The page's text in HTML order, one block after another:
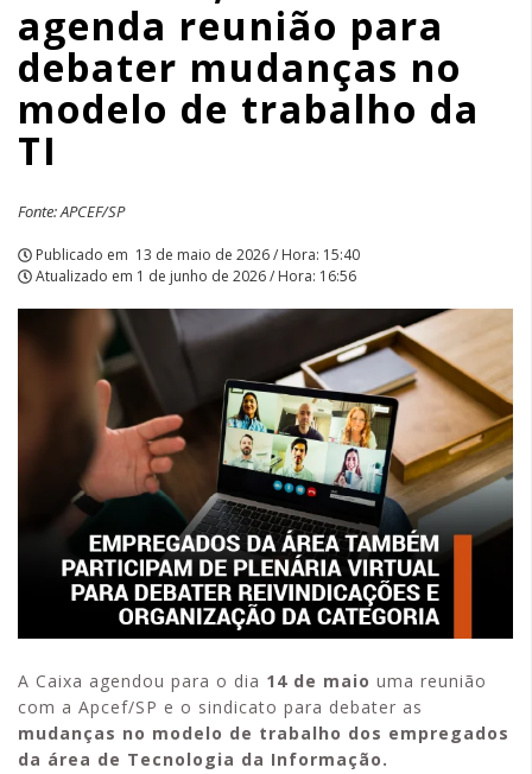
modelo
de
trabalho
da
TI
|
APCEF/SP
agenda reunião para
debater mudanças no
modelo de trabalho da
TI
Fonte: APCEF/SP
Publicado em 13 de maio de 2026 / Hora: 15:40
Atualizado em 1 de junho de 2026 / Hora: 16:56
A Caixa agendou para o dia 14 de maio uma reunião
com a Apcef/SP e o sindicato para debater as
mudanças no modelo de trabalho dos empregados
da área de Tecnologia da Informação.